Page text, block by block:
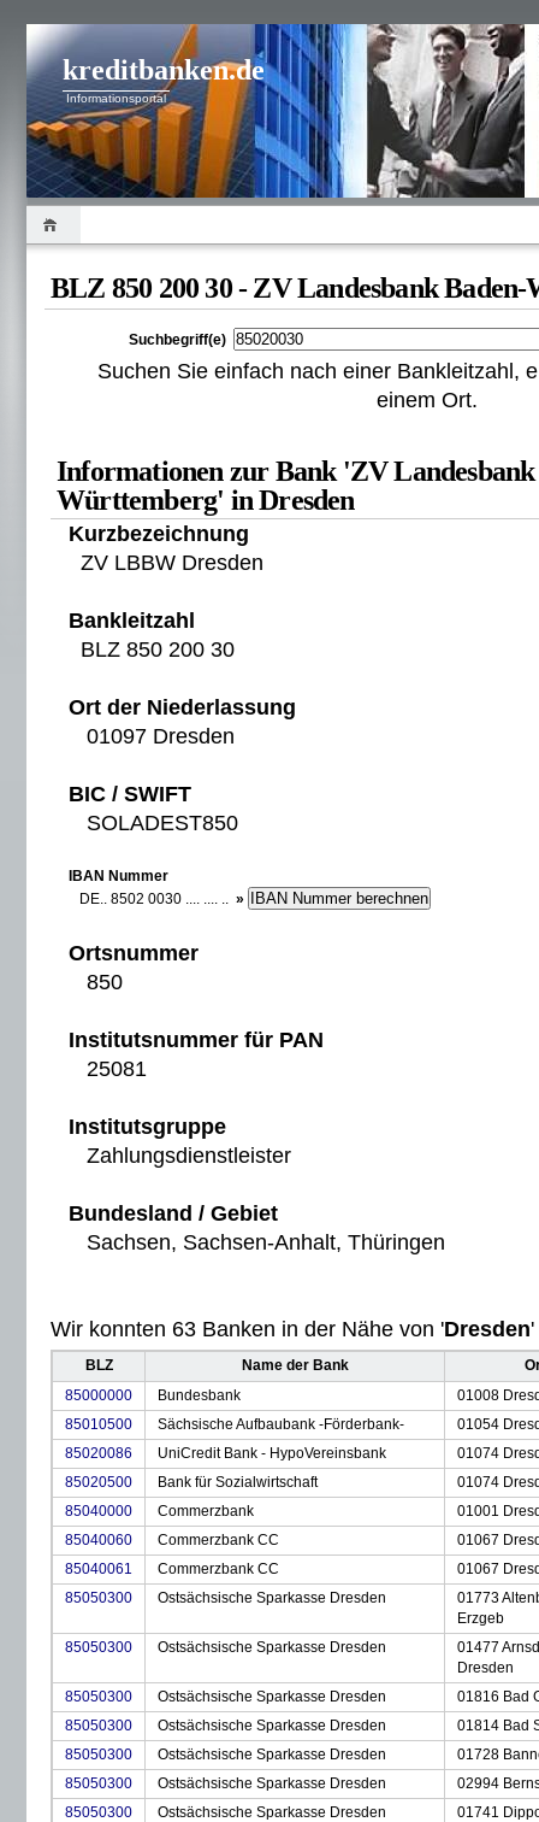
kreditbanken.de
Informationsportal
BLZ 850 200 30 - ZV Landesbank
Suchbegriff(e)
Suchen Sie einfach nach einer Bankleitzahl,
einem Ort.
Informationen zur Bank 'ZV Landesbank
Württemberg' in Dresden
Kurzbezeichnung
ZV LBBW Dresden
Bankleitzahl
BLZ 850 200 30
Ort der Niederlassung
01097 Dresden
BIC / SWIFT
SOLADEST850
IBAN Nummer
DE.. 8502 0030 .... .... .. »
Ortsnummer
850
Institutsnummer für PAN
25081
Institutsgruppe
Zahlungsdienstleister
Bundesland / Gebiet
Sachsen, Sachsen-Anhalt, Thüringen
Wir konnten 63 Banken in der Nähe von 'Dresden'
BLZ Name der Bank
85000000
Bundesbank
01008
85010500
Sächsische Aufbaubank -Förderbank-
01054
85020086
UniCredit Bank - HypoVereinsbank
01074
85020500
Bank für Sozialwirtschaft
01074
85040000
Commerzbank
01001
85040060
Commerzbank CC
01067
85040061
Commerzbank CC
01067
85050300
Ostsächsische Sparkasse Dresden
01773
Erzgeb
85050300
Ostsächsische Sparkasse Dresden
01477
Dresden
85050300
Ostsächsische Sparkasse Dresden
01816 Bad
85050300
Ostsächsische Sparkasse Dresden
01814 Bad
85050300
Ostsächsische Sparkasse Dresden
01728
85050300
Ostsächsische Sparkasse Dresden
02994
85050300
Ostsächsische Sparkasse Dresden
01741